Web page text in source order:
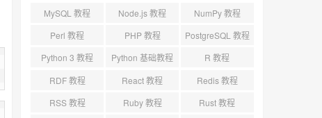
MySQL 教程
Node.js 教程
NumPy 教程
Perl 教程
PHP 教程
PostgreSQL 教程
Python 3 教程
Python 基础教程
R 教程
RDF 教程
React 教程
Redis 教程
RSS 教程
Ruby 教程
Rust 教程